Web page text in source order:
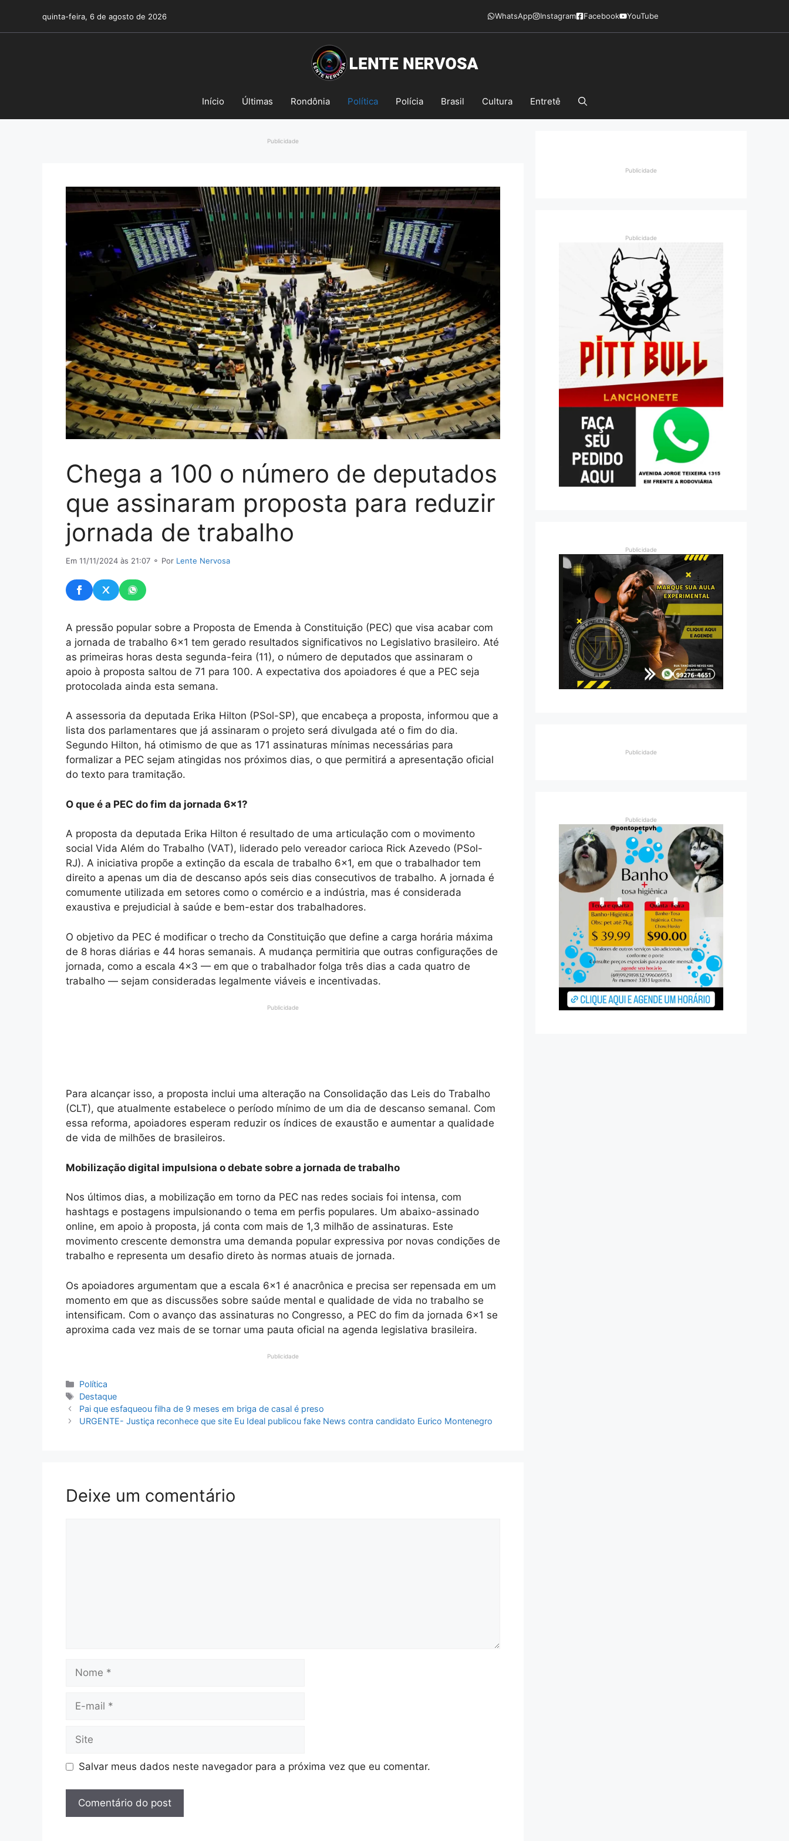
o
quinta-feira, 6 de agosto de 2026 WhatsApp Instagram Facebook YouTube
Início Últimas Rondônia Política Polícia Brasil Cultura Entretê
Publicidade
Chega a 100 o número de deputados
que assinaram proposta para reduzir
jornada de trabalho
Em 11/11/2024 às 21:07 ⚬ Por Lente Nervosa
A pressão popular sobre a Proposta de Emenda à Constituição (PEC) que visa acabar com
a jornada de trabalho 6×1 tem gerado resultados significativos no Legislativo brasileiro. Até
as primeiras horas desta segunda-feira (11), o número de deputados que assinaram o
apoio à proposta saltou de 71 para 100. A expectativa dos apoiadores é que a PEC seja
protocolada ainda esta semana.
A assessoria da deputada Erika Hilton (PSol-SP), que encabeça a proposta, informou que a
lista dos parlamentares que já assinaram o projeto será divulgada até o fim do dia.
Segundo Hilton, há otimismo de que as 171 assinaturas mínimas necessárias para
formalizar a PEC sejam atingidas nos próximos dias, o que permitirá a apresentação oficial
do texto para tramitação.
O que é a PEC do fim da jornada 6×1?
A proposta da deputada Erika Hilton é resultado de uma articulação com o movimento
social Vida Além do Trabalho (VAT), liderado pelo vereador carioca Rick Azevedo (PSol-
RJ). A iniciativa propõe a extinção da escala de trabalho 6×1, em que o trabalhador tem
direito a apenas um dia de descanso após seis dias consecutivos de trabalho. A jornada é
comumente utilizada em setores como o comércio e a indústria, mas é considerada
exaustiva e prejudicial à saúde e bem-estar dos trabalhadores.
O objetivo da PEC é modificar o trecho da Constituição que define a carga horária máxima
de 8 horas diárias e 44 horas semanais. A mudança permitiria que outras configurações de
jornada, como a escala 4×3 — em que o trabalhador folga três dias a cada quatro de
trabalho — sejam consideradas legalmente viáveis e incentivadas.
Publicidade
Para alcançar isso, a proposta inclui uma alteração na Consolidação das Leis do Trabalho
(CLT), que atualmente estabelece o período mínimo de um dia de descanso semanal. Com
essa reforma, apoiadores esperam reduzir os índices de exaustão e aumentar a qualidade
de vida de milhões de brasileiros.
Mobilização digital impulsiona o debate sobre a jornada de trabalho
Nos últimos dias, a mobilização em torno da PEC nas redes sociais foi intensa, com
hashtags e postagens impulsionando o tema em perfis populares. Um abaixo-assinado
online, em apoio à proposta, já conta com mais de 1,3 milhão de assinaturas. Este
movimento crescente demonstra uma demanda popular expressiva por novas condições de
trabalho e representa um desafio direto às normas atuais de jornada.
Os apoiadores argumentam que a escala 6×1 é anacrônica e precisa ser repensada em um
momento em que as discussões sobre saúde mental e qualidade de vida no trabalho se
intensificam. Com o avanço das assinaturas no Congresso, a PEC do fim da jornada 6×1 se
aproxima cada vez mais de se tornar uma pauta oficial na agenda legislativa brasileira.
Publicidade
Categorias
Política
Tags
Destaque
Pai que esfaqueou filha de 9 meses em briga de casal é preso
URGENTE- Justiça reconhece que site Eu Ideal publicou fake News contra candidato Eurico Montenegro
Deixe um comentário
Nome
Site
Salvar meus dados neste navegador para a próxima vez que eu comentar.
Publicidade
Publicidade
Publicidade
Publicidade
Publicidade